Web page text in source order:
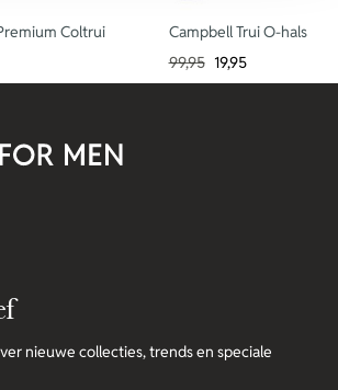
Coltrui
Campbell Trui O-hals
99,95 19,95
nieuwe collecties, trends en speciale